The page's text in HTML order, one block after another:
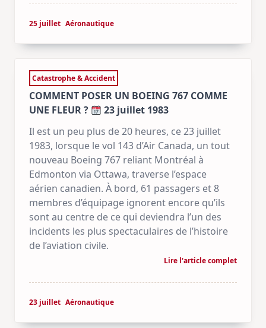
25 juillet Aéronautique
Catastrophe & Accident
COMMENT POSER UN BOEING 767 COMME
UNE FLEUR ?
23 juillet 1983
Il est un peu plus de 20 heures, ce 23 juillet
1983, lorsque le vol 143 d’Air Canada, un tout
nouveau Boeing 767 reliant Montréal à
Edmonton via Ottawa, traverse l’espace
aérien canadien. À bord, 61 passagers et 8
membres d’équipage ignorent encore qu’ils
sont au centre de ce qui deviendra l’un des
incidents les plus spectaculaires de l’histoire
de l’aviation civile.
Lire l'article complet
23 juillet Aéronautique